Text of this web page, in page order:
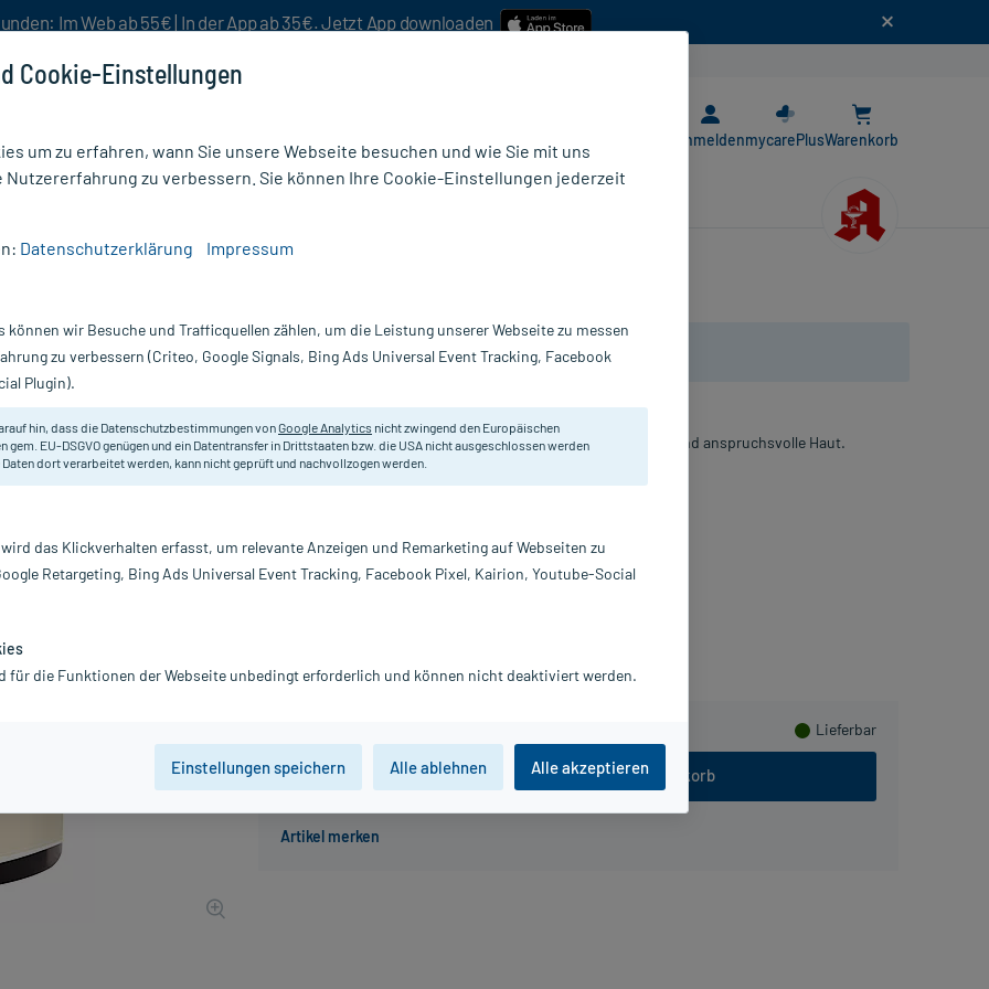
Im Web ab 55€ | In der App ab 35€. Jetzt App downloaden
AnmeldenmycarePlusWarenkorb
Nur für kurze Zeit:Gratis-Versand* ab 19€ Mindestbestellwert!
Sheabutter
Grundpreis: 33,76 € / l
Lieferbar
In den Warenkorb
Kostbarkeiten aus der Natur. Reichhaltige Pflege für trockene und anspruchsvolle Haut.
Darreichung:
Creme
Hersteller:
Hager Pharma GmbH
Cookie-Einstellungen
um zu erfahren, wann Sie unsere Webseite besuchen und wie Sie mit uns
Nutzererfahrung zu verbessern. Sie können Ihre Cookie-Einstellungen jederzeit
Datenschutzerklärung Impressum
können wir Besuche und Trafficquellen zählen, um die Leistung unserer Webseite zu messen
zu verbessern (Criteo, Google Signals, Bing Ads Universal Event Tracking, Facebook
Plugin).
hin, dass die Datenschutzbestimmungen vonGoogle Analytics nicht zwingend den Europäischen
gem. EU-DSGVO genügen und ein Datentransfer in Drittstaaten bzw. die USA nicht ausgeschlossen werden
Daten dort verarbeitet werden, kann nicht geprüft und nachvollzogen werden.
das Klickverhalten erfasst, um relevante Anzeigen und Remarketing auf Webseiten zu
Retargeting, Bing Ads Universal Event Tracking, Facebook Pixel, Kairion, Youtube-Social
für die Funktionen der Webseite unbedingt erforderlich und können nicht deaktiviert werden.
Einstellungen speichern Alle ablehnen Alle akzeptieren